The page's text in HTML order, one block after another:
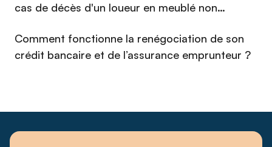
cas de décès d'un loueur en meublé non
Comment fonctionne la renégociation de son
crédit bancaire et de l’assurance emprunteur ?